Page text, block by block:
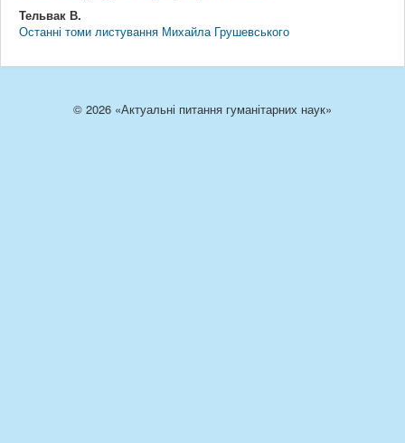
Тельвак В.
Останні томи листування Михайла Грушевського
© 2026 «Актуальні питання гуманітарних наук»